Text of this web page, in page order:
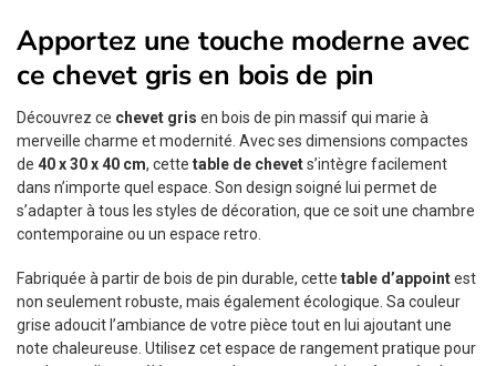
Apportez une touche moderne avec
ce chevet gris en bois de pin
Découvrez ce chevet gris en bois de pin massif qui marie à
merveille charme et modernité. Avec ses dimensions compactes
de 40 x 30 x 40 cm, cette table de chevets’intègre facilement
dans n’importe quel espace. Son design soigné lui permet de
s’adapter à tous les styles de décoration, que ce soit une chambre
contemporaine ou un espace retro.
Fabriquée à partir de bois de pin durable, cette table d’appointest
non seulement robuste, mais également écologique. Sa couleur
grise adoucit l’ambiance de votre pièce tout en lui ajoutant une
note chaleureuse. Utilisez cet espace de rangement pratique pour